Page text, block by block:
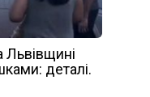
Львівщині
деталі.